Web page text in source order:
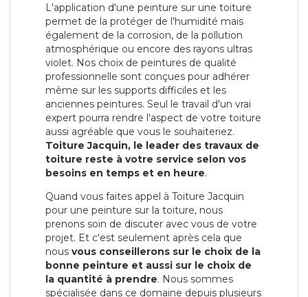
L'application d'une peinture sur une toiture
permet de la protéger de l'humidité mais
également de la corrosion, de la pollution
atmosphérique ou encore des rayons ultras
violet. Nos choix de peintures de qualité
professionnelle sont conçues pour adhérer
même sur les supports difficiles et les
anciennes peintures. Seul le travail d'un vrai
expert pourra rendre l'aspect de votre toiture
aussi agréable que vous le souhaiteriez.
Toiture Jacquin, le leader des travaux de
toiture reste à votre service selon vos
besoins en temps et en heure.
Quand vous faites appel à Toiture Jacquin
pour une peinture sur la toiture, nous
prenons soin de discuter avec vous de votre
projet. Et c'est seulement après cela que
nous vous conseillerons sur le choix de la
bonne peinture et aussi sur le choix de
la quantité à prendre. Nous sommes
spécialisée dans ce domaine depuis plusieurs